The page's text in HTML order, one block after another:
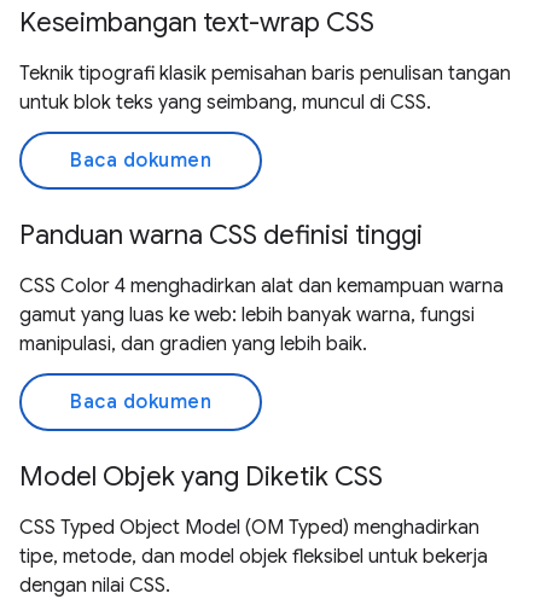
Keseimbangan text-wrap CSS
Teknik tipografi klasik pemisahan baris penulisan tangan
untuk blok teks yang seimbang, muncul di CSS.
Baca dokumen
Panduan warna CSS definisi tinggi
CSS Color 4 menghadirkan alat dan kemampuan warna
gamut yang luas ke web: lebih banyak warna, fungsi
manipulasi, dan gradien yang lebih baik.
Baca dokumen
Model Objek yang Diketik CSS
CSS Typed Object Model (OM Typed) menghadirkan
tipe, metode, dan model objek fleksibel untuk bekerja
dengan nilai CSS.